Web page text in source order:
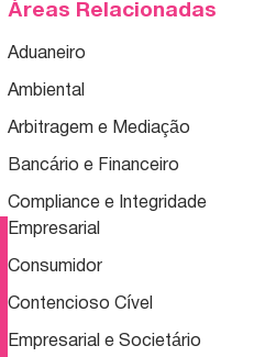
Áreas Relacionadas
Aduaneiro
Ambiental
Arbitragem e Mediação
Bancário e Financeiro
Compliance e Integridade
Empresarial
Consumidor
Contencioso Cível
Empresarial e Societário